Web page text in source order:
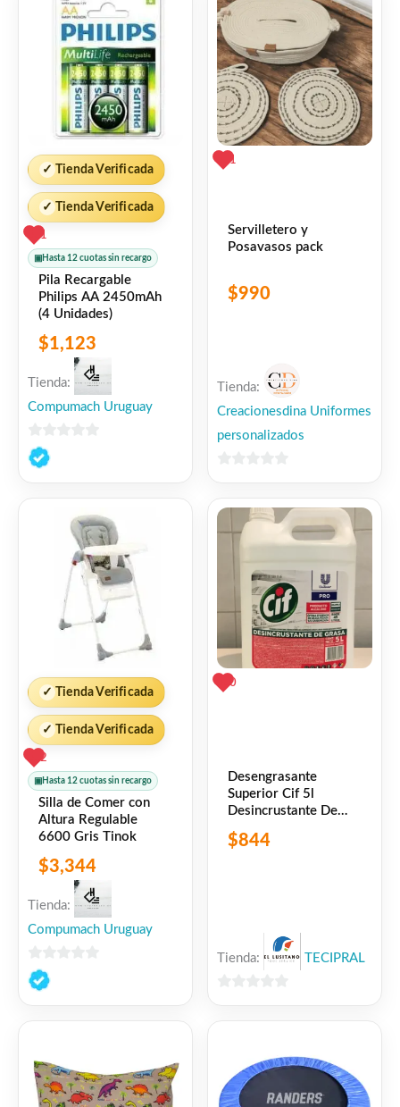
✓ Tienda Verificada
✓ Tienda Verificada
1
▣ Hasta 12 cuotas sin recargo
Pila Recargable
Philips AA 2450mAh
(4 Unidades)
$1,123
Tienda:
Compumach Uruguay
0
de
1
Servilletero y
Posavasos pack
$990
Tienda:
Creacionesdina Uniformes
personalizados
5
✓ Tienda Verificada
✓ Tienda Verificada
2
▣ Hasta 12 cuotas sin recargo
Silla de Comer con
Altura Regulable
6600 Gris Tinok
$3,344
Tienda:
Compumach Uruguay
0
de
0
Desengrasante
Superior Cif 5l
Desincrustante De
$844
Tienda: TECIPRAL